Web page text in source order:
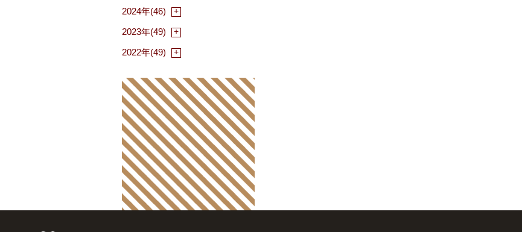
2024年(46)
2023年(49)
2022年(49)